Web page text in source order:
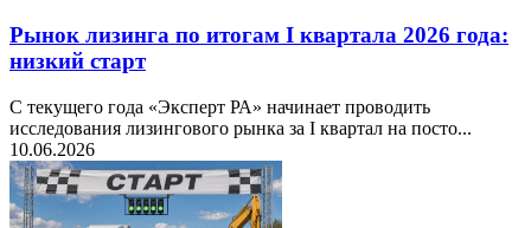
Рынок лизинга по итогам I квартала 2026 года:
низкий старт
С текущего года «Эксперт РА» начинает проводить
исследования лизингового рынка за I квартал на посто...
10.06.2026